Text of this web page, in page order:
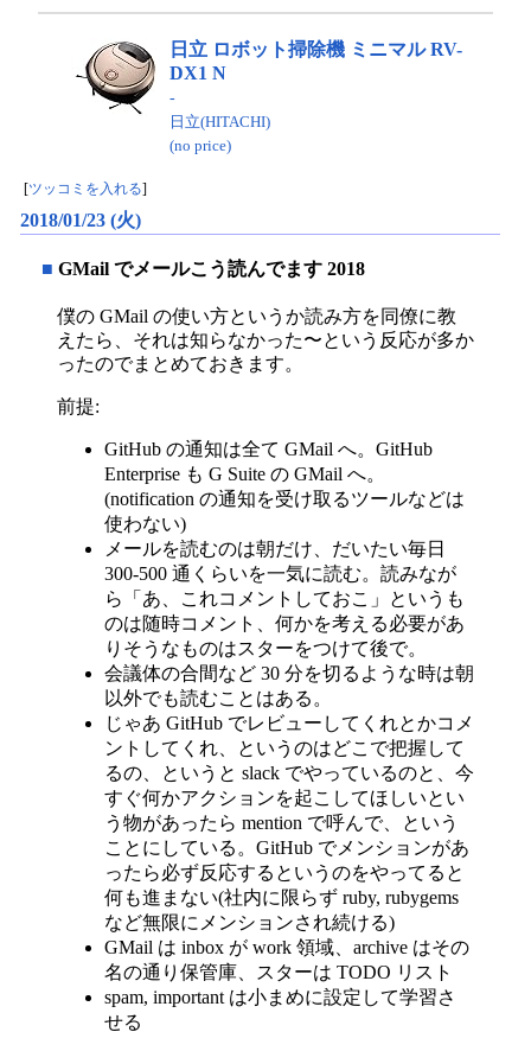
日立 ロボット掃除機 ミニマル RV-
DX1 N
-
日立(HITACHI)
(no price)
[ツッコミを入れる]
2018/01/23 (火)
■ GMail でメールこう読んでます 2018
僕の GMail の使い方というか読み方を同僚に教
えたら、それは知らなかった〜という反応が多か
ったのでまとめておきます。
前提:
GitHub の通知は全て GMail へ。GitHub
Enterprise も G Suite の GMail へ。
(notification の通知を受け取るツールなどは
使わない)
メールを読むのは朝だけ、だいたい毎日
300-500 通くらいを一気に読む。読みなが
ら「あ、これコメントしておこ」というも
のは随時コメント、何かを考える必要があ
りそうなものはスターをつけて後で。
会議体の合間など 30 分を切るような時は朝
以外でも読むことはある。
じゃあ GitHub でレビューしてくれとかコメ
ントしてくれ、というのはどこで把握して
るの、というと slack でやっているのと、今
すぐ何かアクションを起こしてほしいとい
う物があったら mention で呼んで、という
ことにしている。GitHub でメンションがあ
ったら必ず反応するというのをやってると
何も進まない(社内に限らず ruby, rubygems
など無限にメンションされ続ける)
GMail は inbox が work 領域、archive はその
名の通り保管庫、スターは TODO リスト
spam, important は小まめに設定して学習さ
せる